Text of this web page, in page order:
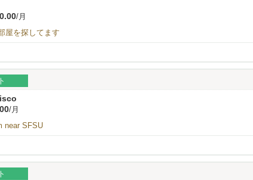
/月
屋を探してます
/月
near SFSU